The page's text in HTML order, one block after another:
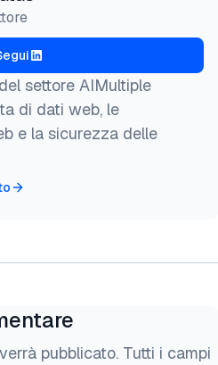
Gulbahar},
dei migliori strumenti di
aimultiple.com/
Consultato il 24 Luglio
settore AIMultiple
di dati web, le
e la sicurezza delle
pubblicato. Tutti i campi